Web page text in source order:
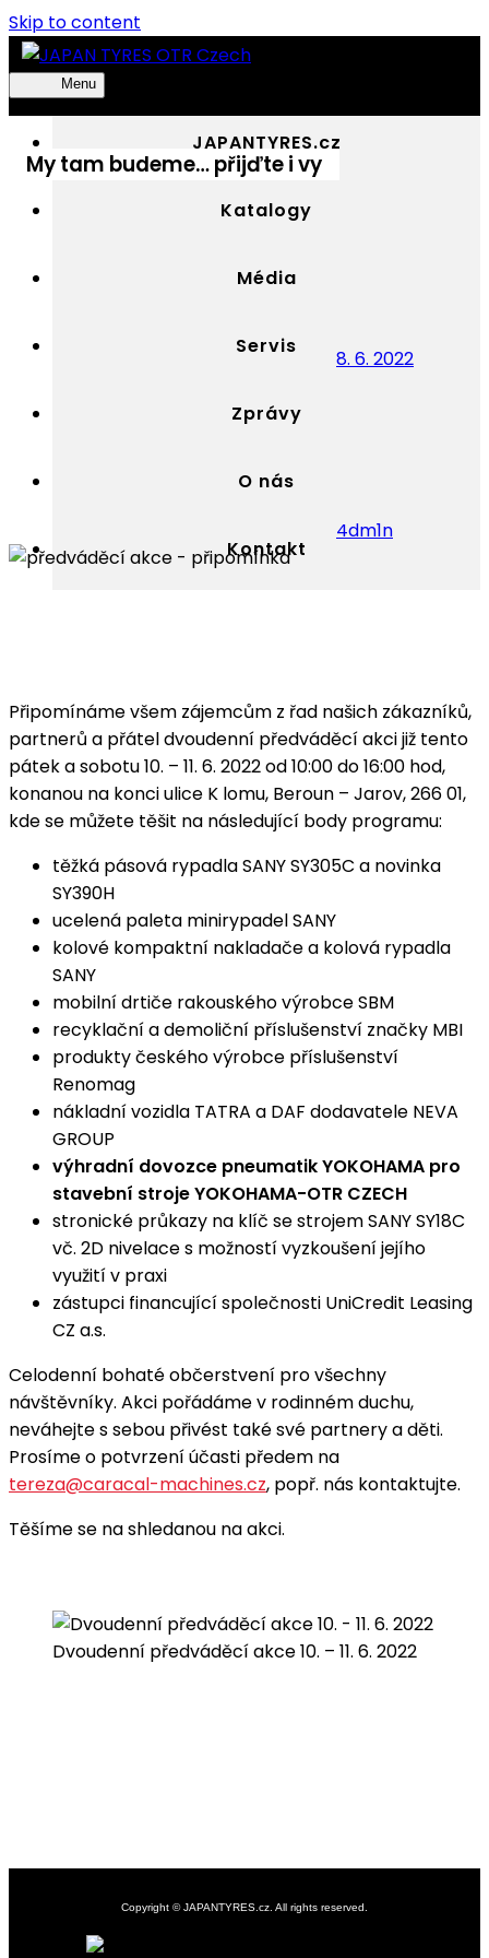
Skip to content
JAPAN
OTR
Czech
Výhradní
OTR
pneumatik
YOKOHAMA
Menu
JAPANTYRES.cz
Katalogy
Média
Servis
Zprávy
O nás
Kontakt
My tam budeme… přijďte i vy
8. 6. 2022
4dm1n
Připomínáme všem zájemcům z řad našich zákazníků,
partnerů a přátel dvoudenní předváděcí akci již tento
pátek a sobotu 10. – 11. 6. 2022 od 10:00 do 16:00 hod,
konanou na konci ulice K lomu, Beroun – Jarov, 266 01,
kde se můžete těšit na následující body programu:
těžká pásová rypadla SANY SY305C a novinka
SY390H
ucelená paleta minirypadel SANY
kolové kompaktní nakladače a kolová rypadla
SANY
mobilní drtiče rakouského výrobce SBM
recyklační a demoliční příslušenství značky MBI
produkty českého výrobce příslušenství
Renomag
nákladní vozidla TATRA a DAF dodavatele NEVA
GROUP
výhradní dovozce pneumatik YOKOHAMA pro
stavební stroje YOKOHAMA-OTR CZECH
stronické průkazy na klíč se strojem SANY SY18C
vč. 2D nivelace s možností vyzkoušení jejího
využití v praxi
zástupci financující společnosti UniCredit Leasing
CZ a.s.
Celodenní bohaté občerstvení pro všechny
návštěvníky. Akci pořádáme v rodinném duchu,
neváhejte s sebou přivést také své partnery a děti.
Prosíme o potvrzení účasti předem na
tereza@caracal-machines.cz, popř. nás kontaktujte.
Těšíme se na shledanou na akci.
Dvoudenní předváděcí akce 10. – 11. 6. 2022
yokohama
Copyright © JAPANTYRES.cz. All rights reserved.